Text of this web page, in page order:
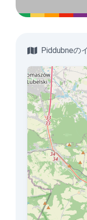
Piddubneの